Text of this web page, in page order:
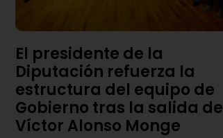
El presidente de la
Diputación refuerza la
estructura del equipo de
Gobierno tras la salida de
Víctor Alonso Monge